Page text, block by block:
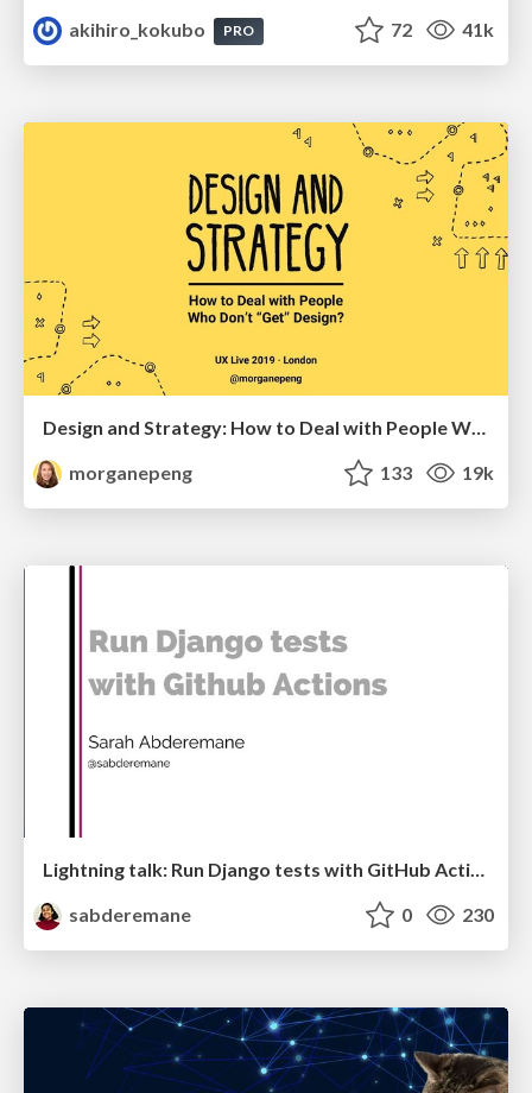
akihiro_kokubo
PRO 72 41k
Design and Strategy: How to Deal with People Who Don’t "Get" Design
morganepeng
133 19k
Lightning talk: Run Django tests with GitHub Actions
sabderemane
0 230